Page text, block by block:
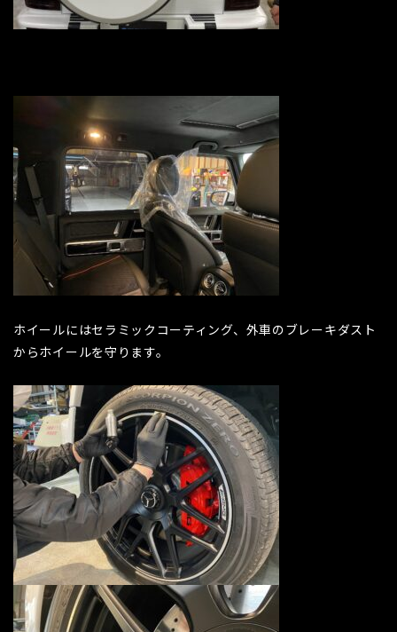
ホイールにはセラミックコーティング、外車のブレーキダスト
からホイールを守ります。